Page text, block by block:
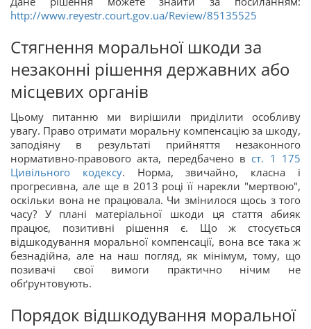
http://www.reyestr.court.gov.ua/Review/85135525
Стягнення моральної шкоди за
незаконні рішення державних або
місцевих органів
Цьому питанню ми вирішили приділити особливу
увагу. Право отримати моральну компенсацію за шкоду,
заподіяну в результаті прийняття незаконного
нормативно-правового акта, передбачено вст. 1 175
Цивільного кодексу. Норма, звичайно, класна і
прогресивна, але ще в 2013 році її нарекли "мертвою",
оскільки вона не працювала. Чи змінилося щось з того
часу? У плані матеріальної шкоди ця стаття абияк
працює, позитивні рішення є. Що ж стосується
відшкодування моральної компенсації, вона все така ж
безнадійна, але на наш погляд, як мінімум, тому, що
позивачі свої вимоги практично нічим не
обґрунтовують.
Порядок відшкодування моральної